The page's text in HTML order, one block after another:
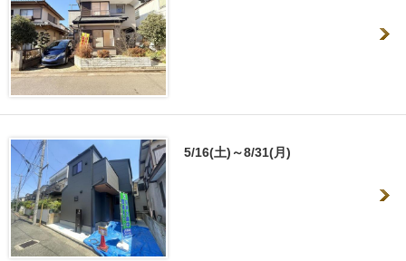
5/16(土)～8/31(月)